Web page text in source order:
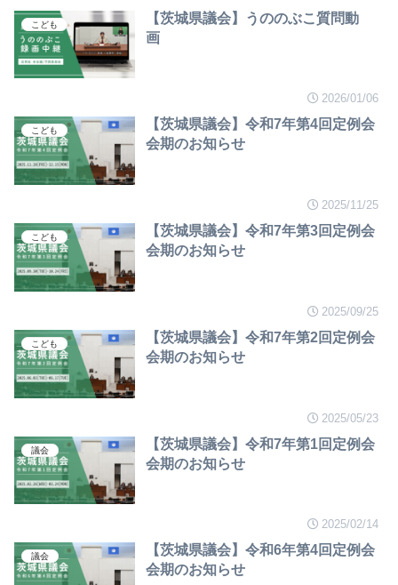
こども
【茨城県議会】うののぶこ質問動
画
2026/01/06
こども
【茨城県議会】令和7年第4回定例会
会期のお知らせ
2025/11/25
こども
【茨城県議会】令和7年第3回定例会
会期のお知らせ
2025/09/25
こども
【茨城県議会】令和7年第2回定例会
会期のお知らせ
2025/05/23
議会
【茨城県議会】令和7年第1回定例会
会期のお知らせ
2025/02/14
議会
【茨城県議会】令和6年第4回定例会
会期のお知らせ